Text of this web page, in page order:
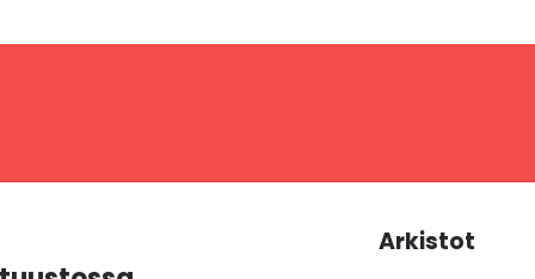
Arkistot